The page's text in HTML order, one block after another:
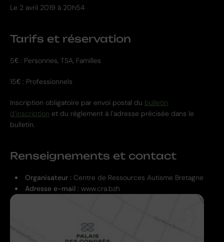
Le 2 avril 2019 à 20h54
Tarifs et réservation
5€ : Personnes, TSA, Familles
15€ : Professionnels
Inscription obligatoire par envoi postal du bulletin
d’inscription et du règlement à l’adresse précisée dans le
bulletin.
Renseignements et contact
Organisateur : Centre de Ressources Autisme Bretagne
Adresse e-mail : www.cra.bzh